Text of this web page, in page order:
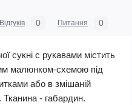
Відгуків 0 Питання 0
сукні c рукавами містить
малюнком-схемою під
або в змішаній
Тканина - габардин.